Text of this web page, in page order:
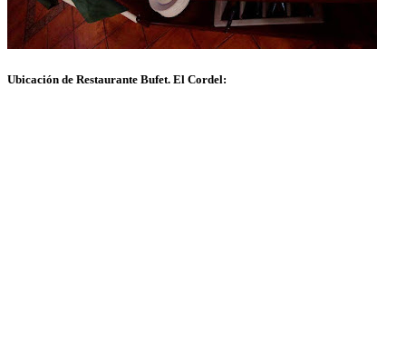
Ubicación de Restaurante Bufet. El Cordel: